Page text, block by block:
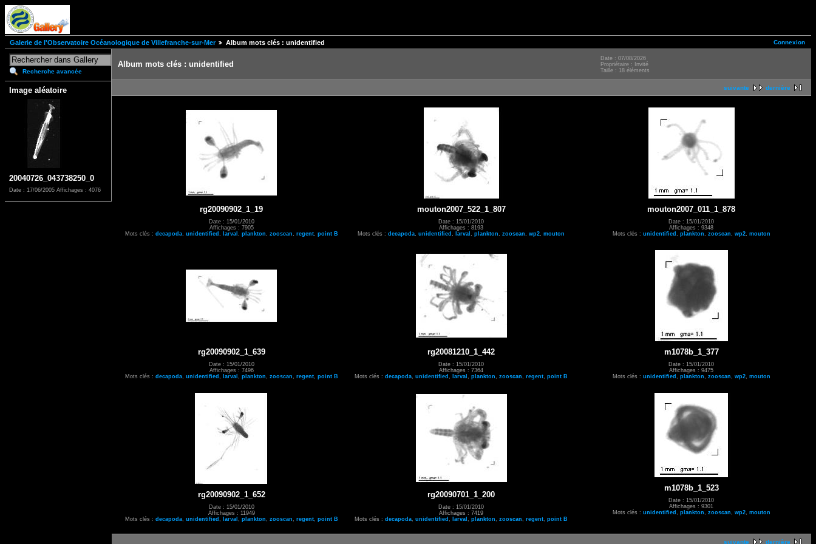
Connexion
Galerie de l'Observatoire Océanologique de Villefranche-sur-Mer Album mots clés : unidentified
Recherche avancée
Image aléatoire
20040726_043738250_0
Date : 17/06/2005 Affichages : 4076
Album mots clés : unidentified
Date : 07/08/2026
Propriétaire : Invité
Taille : 18 éléments
suivante dernière
rg20090902_1_19
Date : 15/01/2010
Affichages : 7905
Mots clés : decapoda, unidentified larval plankton zooscan regent, point B
mouton2007_522_1_807
Date : 15/01/2010
Affichages : 8193
Mots clés : decapoda unidentified larval plankton zooscan wp2 mouton
mouton2007_011_1_878
Date : 15/01/2010
Affichages : 9348
Mots clés : unidentified plankton zooscan wp2, mouton
rg20090902_1_639
Date : 15/01/2010
Affichages : 7496
Mots clés : decapoda, unidentified larval plankton zooscan regent, point B
rg20081210_1_442
Date : 15/01/2010
Affichages : 7364
Mots clés : decapoda unidentified larval plankton zooscan regent point B
m1078b_1_377
Date : 15/01/2010
Affichages : 9475
Mots clés : unidentified plankton zooscan wp2, mouton
rg20090902_1_652
Date : 15/01/2010
Affichages : 11949
Mots clés : decapoda, unidentified larval plankton zooscan regent, point B
rg20090701_1_200
Date : 15/01/2010
Affichages : 7419
Mots clés : decapoda unidentified larval plankton zooscan regent point B
m1078b_1_523
Date : 15/01/2010
Affichages : 9301
Mots clés : unidentified plankton zooscan wp2, mouton
suivante dernière